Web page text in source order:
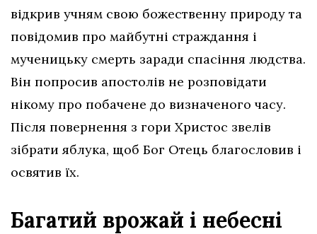
відкрив учням свою божественну природу та
повідомив про майбутні страждання і
мученицьку смерть заради спасіння людства.
Він попросив апостолів не розповідати
нікому про побачене до визначеного часу.
Після повернення з гори Христос звелів
зібрати яблука, щоб Бог Отець благословив і
освятив їх.
Багатий врожай і небесні